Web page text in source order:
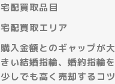
宅配買取品目
宅配買取エリア
購入金額とのギャップが大
きい結婚指輪、婚約指輪を
少しでも高く売却するコツ